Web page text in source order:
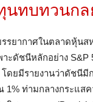
นทบทวนก
รรยากาศในตลาดหุ้นส
าะดัชนีหลักอย่าง S&P
โดยมีรายงานว่าดัชนีมี
1% ท่ามกลางกระแส